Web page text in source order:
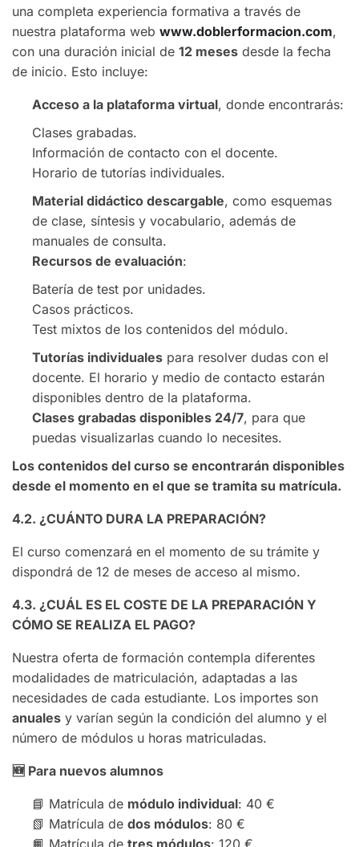
una completa experiencia formativa a través de
nuestra plataforma web www.doblerformacion.com,
con una duración inicial de 12 meses desde la fecha
de inicio. Esto incluye:
Acceso a la plataforma virtual, donde encontrarás:
Clases grabadas.
Información de contacto con el docente.
Horario de tutorías individuales.
Material didáctico descargable, como esquemas
de clase, síntesis y vocabulario, además de
manuales de consulta.
Recursos de evaluación:
Batería de test por unidades.
Casos prácticos.
Test mixtos de los contenidos del módulo.
Tutorías individuales para resolver dudas con el
docente. El horario y medio de contacto estarán
disponibles dentro de la plataforma.
Clases grabadas disponibles 24/7, para que
puedas visualizarlas cuando lo necesites.
Los contenidos del curso se encontrarán disponibles
desde el momento en el que se tramita su matrícula.
4.2. ¿CUÁNTO DURA LA PREPARACIÓN?
El curso comenzará en el momento de su trámite y
dispondrá de 12 de meses de acceso al mismo.
4.3. ¿CUÁL ES EL COSTE DE LA PREPARACIÓN Y
CÓMO SE REALIZA EL PAGO?
Nuestra oferta de formación contempla diferentes
modalidades de matriculación, adaptadas a las
necesidades de cada estudiante. Los importes son
anuales y varían según la condición del alumno y el
número de módulos u horas matriculadas.
🆕 Para nuevos alumnos
📘 Matrícula de módulo individual: 40 €
📗 Matrícula de dos módulos: 80 €
📙 Matrícula de tres módulos: 120 €